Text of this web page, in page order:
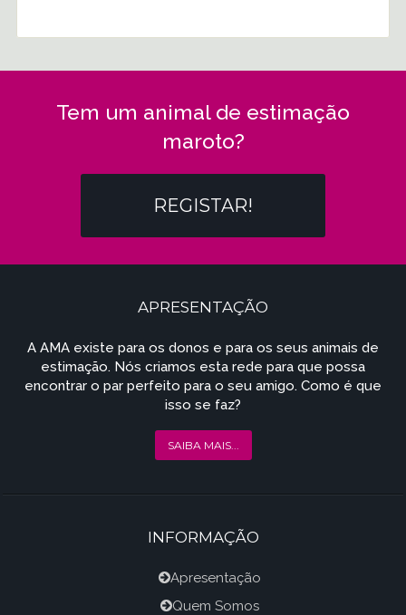
Tem um animal de estimação
maroto?
REGISTAR!
APRESENTAÇÃO
A AMA existe para os donos e para os seus animais de
estimação. Nós criamos esta rede para que possa
encontrar o par perfeito para o seu amigo. Como é que
isso se faz?
SAIBA MAIS...
INFORMAÇÃO
Apresentação
Quem Somos